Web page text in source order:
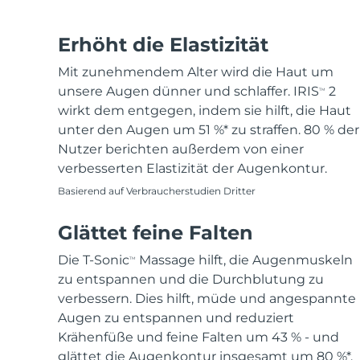
Erhöht die Elastizität
Mit zunehmendem Alter wird die Haut um
unsere Augen dünner und schlaffer. IRISTM
2
wirkt dem entgegen, indem sie hilft, die Haut
unter den Augen um 51 %* zu straffen. 80 % der
Nutzer berichten außerdem von einer
verbesserten Elastizität der Augenkontur.
Basierend auf Verbraucherstudien Dritter
Glättet feine Falten
Die T-SonicTM
Massage hilft, die Augenmuskeln
zu entspannen und die Durchblutung zu
verbessern. Dies hilft, müde und angespannte
Augen zu entspannen und reduziert
Krähenfüße und feine Falten um 43 % - und
glättet die Augenkontur insgesamt um 80 %*.
FAQ™ Produkte
All anti-aging treatments
FAQ™ Produkte
All LED treatments
All hair treatments
All FAQ™ skincare
FAQ™ products
All toning treatments
PEACH™ 2 Pro Max
Professional IPL hair removal device
PEACH™ 2
IPL hair removal
PEACH™ Cooling Prep Gel
Cooling IPL hair removal gel
BEAR™ 2 body
Microcurrent body toning
LUNA™ 4 body
Massaging body brush
Akne-Behandlung
ESPADA™ 2 plus
Recurring acne LED therapy
ESPADA™ 2
ESPADA™ Blemish Solution
Concentrated acne gel
ESPADA™-Geräte
Augenpflege
BEAR™ 2 eyes & lips
Microcurrent line smoothing device
IRIS™ 2
Hautpflege für die Augen
Advanced eye care treatment
Augenpflegegeräte
Pflege für Poren
Diamond microdermabrasion .
KIWI™
Blackhead remover
Haarpflege
2-in-1 LED scalp massager
FLIP™ play advanced
LED light hairbrush
LUNA™ Dual-Peptide Scalp
Zahnaufhellung
NEW
issa™ Teeth Whitening Set
Dual LED + sonic device & 18% PAP gel
MEHR